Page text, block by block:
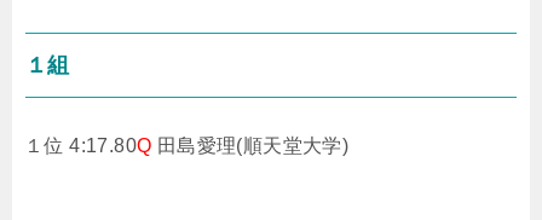
１組
１位 4:17.80Q 田島愛理(順天堂大学)